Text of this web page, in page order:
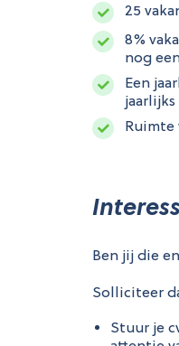
25
8%
nog
Een
Ben jij die
Solliciteer
Stuur je